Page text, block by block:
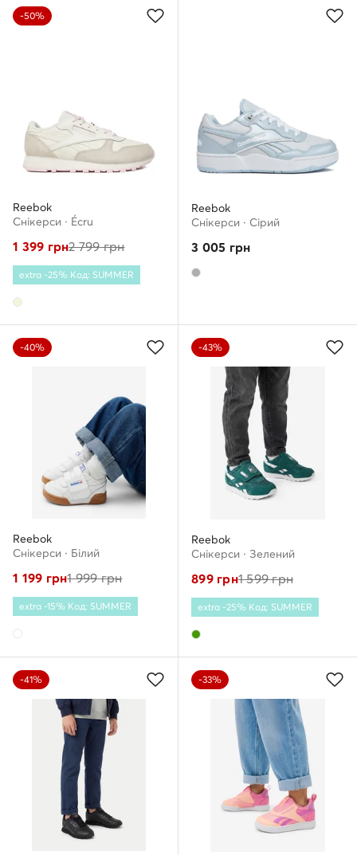
-50%
Reebok
Снікерcи · Écru
1 399 грн2 799грн
extra -25% Код: SUMMER
Reebok
Снікерcи · Сірий
3 005 грн
-40%
Reebok
Снікерcи · Білий
1 199 грн1 999грн
extra -15% Код: SUMMER
-43%
Reebok
Снікерcи · Зелений
899грн1 599грн
extra -25% Код: SUMMER
-41% -33%